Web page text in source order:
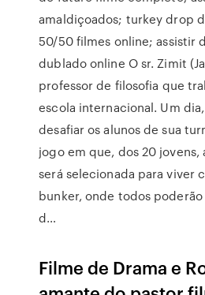
amaldiçoados; turkey drop
50/50 filmes online; assistir
dublado online O sr. Zimit
professor de filosofia que
escola internacional. Um
desafiar os alunos de sua
jogo em que, dos 20 jovens,
será selecionada para viver
bunker, onde todos
d…
Filme de Drama e